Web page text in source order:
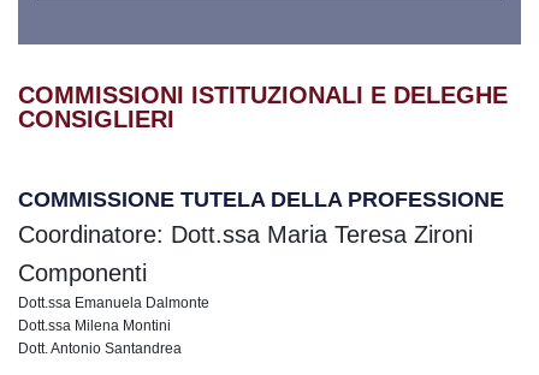
COMMISSIONI ISTITUZIONALI E DELEGHE
CONSIGLIERI
COMMISSIONE TUTELA DELLA PROFESSIONE
Coordinatore: Dott.ssa Maria Teresa Zironi
Componenti
Dott.ssa Emanuela Dalmonte
Dott.ssa Milena Montini
Dott. Antonio Santandrea